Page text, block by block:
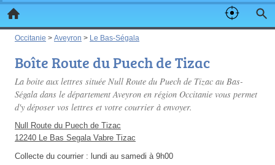
Occitanie > Aveyron > Le Bas-Ségala
Boîte Route du Puech de Tizac
La boite aux lettres située Null Route du Puech de Tizac au Bas-
Ségala dans le département Aveyron en région Occitanie vous permet
d'y déposer vos lettres et votre courrier à envoyer.
Null Route du Puech de Tizac
12240 Le Bas Segala Vabre Tizac
Collecte du courrier : lundi au samedi à 9h00